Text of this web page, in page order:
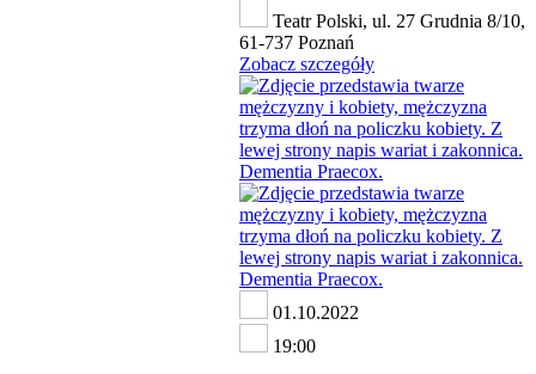
Teatr Polski, ul. 27 Grudnia 8/10,
61-737 Poznań
Zobacz szczegóły
01.10.2022
19:00